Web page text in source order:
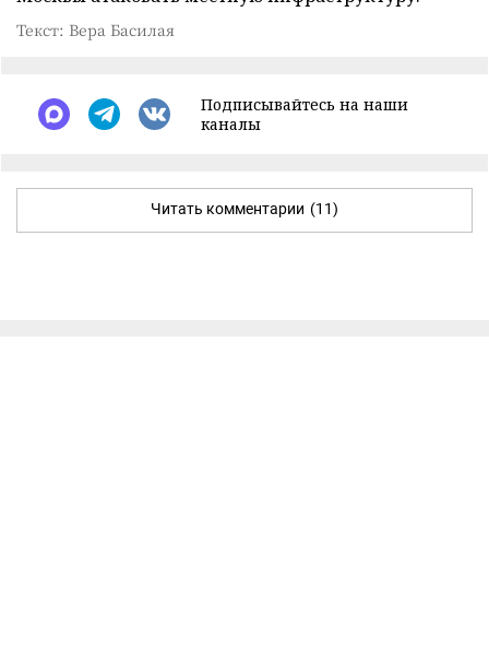
Текст: Вера Басилая
Подписывайтесь на наши
каналы
Читать комментарии (11)